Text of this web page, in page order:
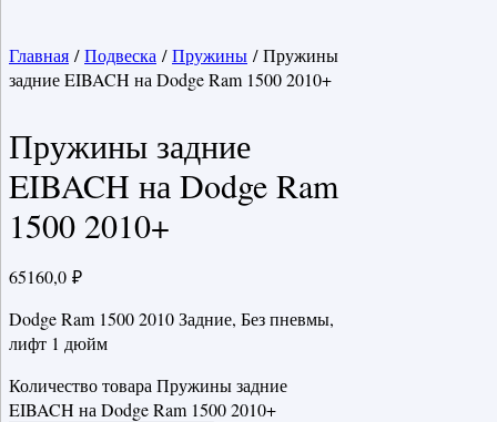
Главная /Подвеска /Пружины / Пружины
задние EIBACH на Dodge Ram 1500 2010+
Пружины задние
EIBACH на Dodge Ram
1500 2010+
65160,0 ₽
Dodge Ram 1500 2010 Задние, Без пневмы,
лифт 1 дюйм
Количество товара Пружины задние
EIBACH на Dodge Ram 1500 2010+